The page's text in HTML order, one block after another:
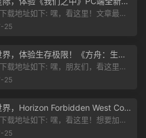
: 嘿，看这里！文章最后
一下就能加入我们游...
25
，体验生存极限！《方舟：生存
中文版全新升级！
: 嘿，朋友们，看这里！
飞升》这个游戏超火...
25
界，Horizon Forbidden West Com
正式发布！
: 嘿，看这里！想要加入
群，就点文章最后那...
25